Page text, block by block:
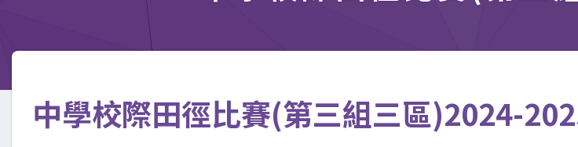
中學校際田徑比賽(第三組三區)2024-